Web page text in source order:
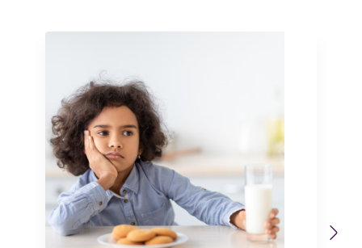
Previous